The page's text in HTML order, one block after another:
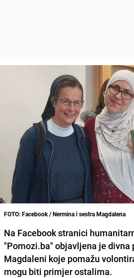
FOTO: Facebook / Nermina i sestra Magdalena
Na Facebook stranici
"Pomozi.ba" objavljena je divna
Magdaleni koje pomažu
mogu biti primjer ostalima.